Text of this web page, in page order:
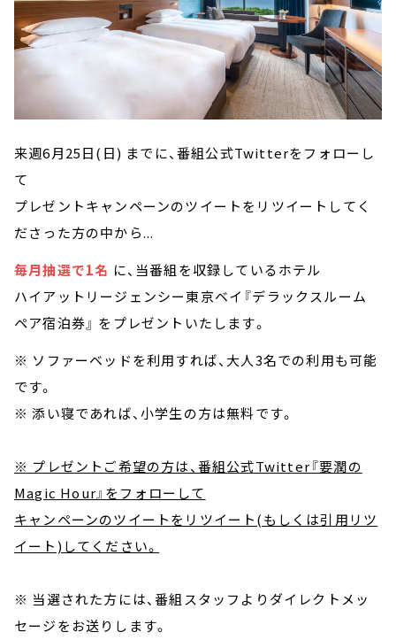
来週6月25日(日) までに、番組公式Twitterをフォローし
て
プレゼントキャンペーンのツイートをリツイートしてく
ださった方の中から...
毎月抽選で1名 に、当番組を収録しているホテル
ハイアットリージェンシー東京ベイ『デラックスルーム
ペア宿泊券』 をプレゼントいたします。
※ ソファーベッドを利用すれば、大人3名での利用も可能
です。
※ 添い寝であれば、小学生の方は無料です。
※ プレゼントご希望の方は、番組公式Twitter『要潤の
Magic Hour』をフォローして
キャンペーンのツイートをリツイート(もしくは引用リツ
イート)してください。
※ 当選された方には、番組スタッフよりダイレクトメッ
セージをお送りします。